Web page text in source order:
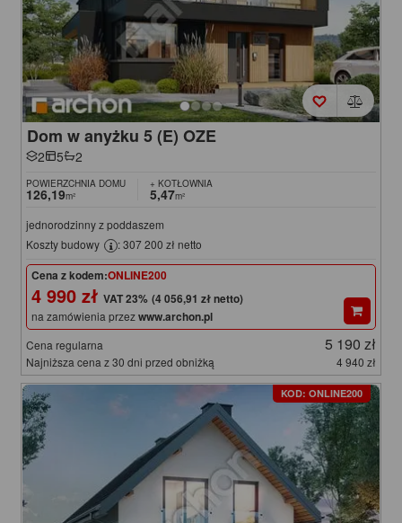
Dom w anyżku 5 (E) OZE
2 5 2
POWIERZCHNIA DOMU
126,19m²
+ KOTŁOWNIA
5,47m²
jednorodzinny z poddaszem
Koszty budowy
: 307 200 zł netto
Cena z kodem:ONLINE200
4 990 zł (4 056,91 zł netto)
na zamówienia przezwww.archon.pl
Cena regularna 5 190 zł
Najniższa cena z 30 dni przed obniżką 4 940 zł
KOD: ONLINE200